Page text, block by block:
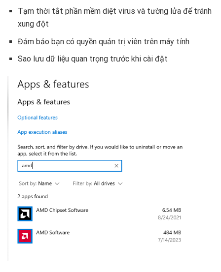
Tạm thời tắt phần mềm diệt virus và tường lửa để tránh
xung đột
Đảm bảo bạn có quyền quản trị viên trên máy tính
Sao lưu dữ liệu quan trọng trước khi cài đặt